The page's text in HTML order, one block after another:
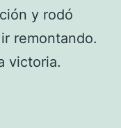
y rodó
remontando.
victoria.